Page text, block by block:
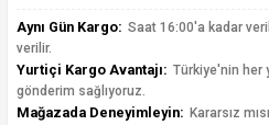
Aynı Gün Kargo: Saat 16:00'a kadar
verilir.
Yurtiçi Kargo Avantajı: Türkiye'nin her
gönderim sağlıyoruz.
Mağazada Deneyimleyin: Kararsız